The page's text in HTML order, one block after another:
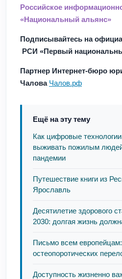
Российское
«Национальный альянс»
Подписывайтесь на
РСИ «Первый
Партнер Интернет-бюро
Чалова Чалов.рф
Ещё на эту тему
Как цифровые
выживать пожилым
пандемии
Путешествие книги из
Ярославль
Десятилетие здорового
2030: долгая жизнь
Письмо всем европейцам:
остеопоротических
Доступность жизненно